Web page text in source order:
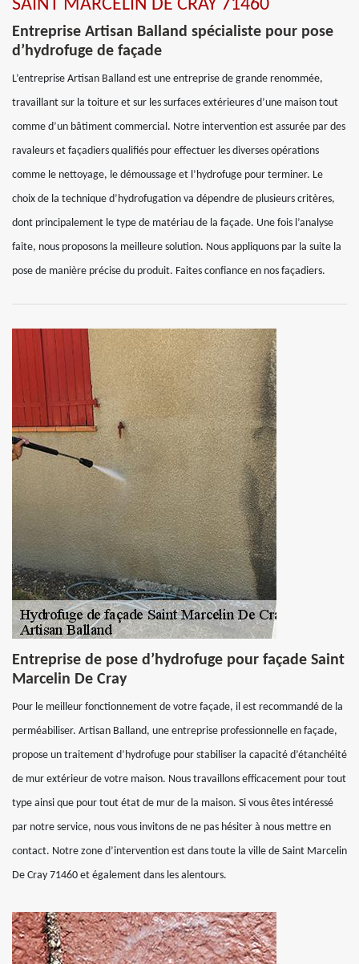
SAINT MARCELIN DE CRAY 71460
Entreprise Artisan Balland spécialiste pour pose
d’hydrofuge de façade
L’entreprise Artisan Balland est une entreprise de grande renommée,
travaillant sur la toiture et sur les surfaces extérieures d’une maison tout
comme d’un bâtiment commercial. Notre intervention est assurée par des
ravaleurs et façadiers qualifiés pour effectuer les diverses opérations
comme le nettoyage, le démoussage et l’hydrofuge pour terminer. Le
choix de la technique d’hydrofugation va dépendre de plusieurs critères,
dont principalement le type de matériau de la façade. Une fois l’analyse
faite, nous proposons la meilleure solution. Nous appliquons par la suite la
pose de manière précise du produit. Faites confiance en nos façadiers.
Entreprise de pose d’hydrofuge pour façade Saint
Marcelin De Cray
Pour le meilleur fonctionnement de votre façade, il est recommandé de la
perméabiliser. Artisan Balland, une entreprise professionnelle en façade,
propose un traitement d’hydrofuge pour stabiliser la capacité d’étanchéité
de mur extérieur de votre maison. Nous travaillons efficacement pour tout
type ainsi que pour tout état de mur de la maison. Si vous êtes intéressé
par notre service, nous vous invitons de ne pas hésiter à nous mettre en
contact. Notre zone d’intervention est dans toute la ville de Saint Marcelin
De Cray 71460 et également dans les alentours.